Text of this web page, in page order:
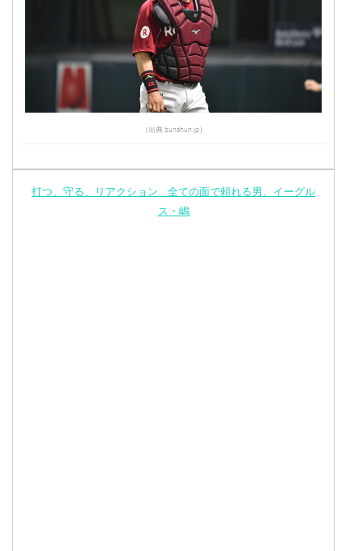
（出典 bunshun.jp）
打つ、守る、リアクション… 全ての面で頼れる男、イーグル
ス・嶋